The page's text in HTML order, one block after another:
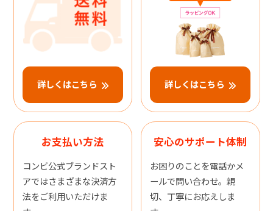
詳しくはこちら 詳しくはこちら
お支払い方法
コンビ公式ブランドスト
アではさまざまな決済方
法をご利用いただけま
安心のサポート体制
お困りのことを電話かメ
ールで問い合わせ。親
切、丁寧にお応えしま